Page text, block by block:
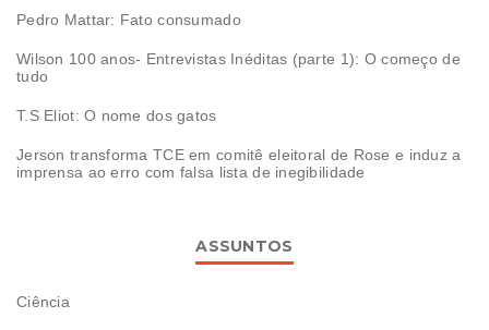
Pedro Mattar: Fato consumado
Wilson 100 anos- Entrevistas Inéditas (parte 1): O começo de
tudo
T.S Eliot: O nome dos gatos
Jerson transforma TCE em comitê eleitoral de Rose e induz a
imprensa ao erro com falsa lista de inegibilidade
ASSUNTOS
Ciência